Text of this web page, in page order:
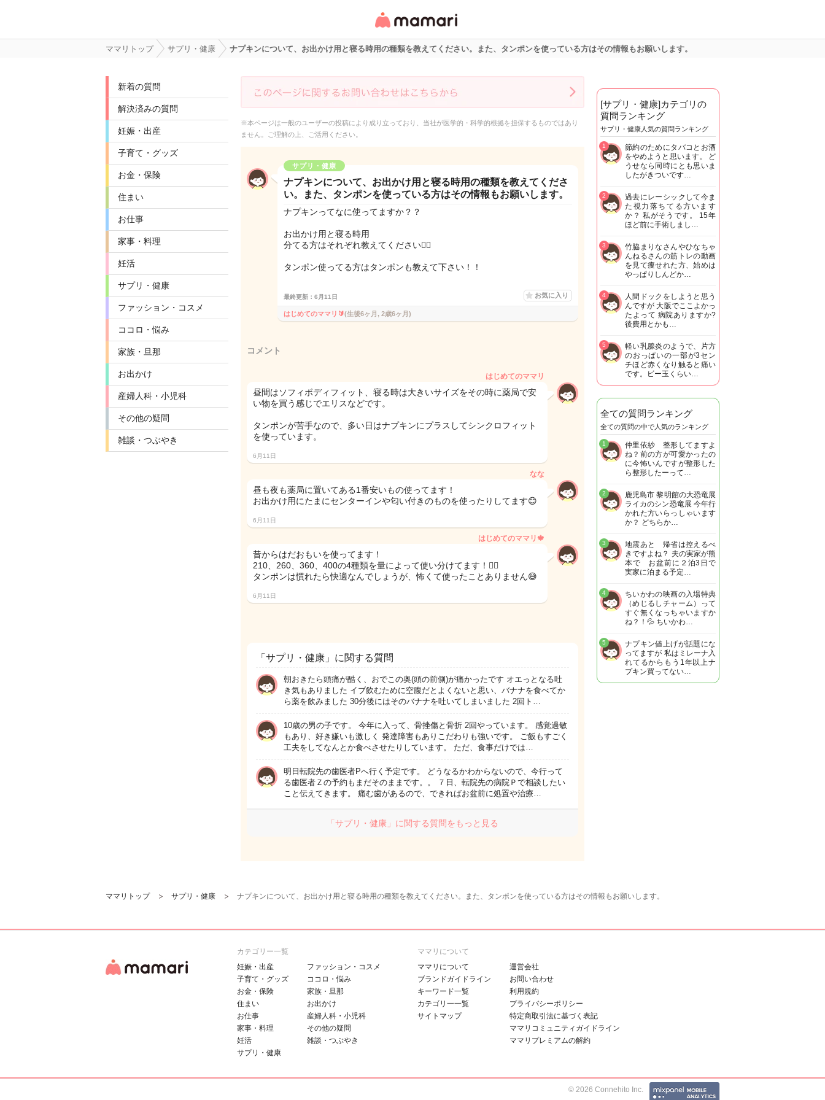
リ・情報サイト
ママリトップ サプリ・健康 ナプキンについて、お出かけ用と寝る時用の種類を教えてください。また、タンポンを使っている方はその情報もお願いします。
新着の質問
解決済みの質問
妊娠・出産
子育て・グッズ
お金・保険
住まい
お仕事
家事・料理
妊活
サプリ・健康
ファッション・コスメ
ココロ・悩み
家族・旦那
お出かけ
産婦人科・小児科
その他の疑問
雑談・つぶやき
※本ページは一般のユーザーの投稿により成り立っており、当社が医学的・科学的根拠を担保するものではあり
ません。ご理解の上、ご活用ください。
サプリ・健康
ナプキンについて、お出かけ用と寝る時用の種類を教えてくださ
い。また、タンポンを使っている方はその情報もお願いします。
ナプキンってなに使ってますか？？
お出かけ用と寝る時用
分てる方はそれぞれ教えてください🙇‍♀️
タンポン使ってる方はタンポンも教えて下さい！！
最終更新：6月11日 お気に入り
はじめてのママリ🔰(生後6ヶ月, 2歳6ヶ月)
コメント
はじめてのママリ
昼間はソフィボディフィット、寝る時は大きいサイズをその時に薬局で安
い物を買う感じでエリスなどです。
タンポンが苦手なので、多い日はナプキンにプラスしてシンクロフィット
を使っています。
6月11日
なな
昼も夜も薬局に置いてある1番安いもの使ってます！
お出かけ用にたまにセンターインや匂い付きのものを使ったりしてます😊
6月11日
はじめてのママリ🍁
昔からはだおもいを使ってます！
210、260、360、400の4種類を量によって使い分けてます！🙋‍♀️
タンポンは慣れたら快適なんでしょうが、怖くて使ったことありません😅
6月11日
「サプリ・健康」に関する質問
朝おきたら頭痛が酷く、おでこの奥(頭の前側)が痛かったです オエっとなる吐
き気もありました イブ飲むために空腹だとよくないと思い、バナナを食べてか
ら薬を飲みました 30分後にはそのバナナを吐いてしまいました 2回ト…
10歳の男の子です。 今年に入って、骨挫傷と骨折 2回やっています。 感覚過敏
もあり、好き嫌いも激しく 発達障害もありこだわりも強いです。 ご飯もすごく
工夫をしてなんとか食べさせたりしています。 ただ、食事だけでは…
明日転院先の歯医者Pへ行く予定です。 どうなるかわからないので、今行って
る歯医者Ｚの予約もまだそのままです。。 ７日、転院先の病院Ｐで相談したい
こと伝えてきます。 痛む歯があるので、できればお盆前に処置や治療…
「サプリ・健康」に関する質問をもっと見る
[サプリ・健康]カテゴリの
質問ランキング
サプリ・健康人気の質問ランキング
節約のためにタバコとお酒
をやめようと思います。 ど
うせなら同時にとも思いま
したがきついです…
1
過去にレーシックして今ま
た視力落ちてる方います
か？ 私がそうです。 15年
ほど前に手術しまし…
2
竹脇まりなさんやひなちゃ
んねるさんの筋トレの動画
を見て痩せれた方、始めは
やっぱりしんどか…
3
人間ドックをしようと思う
んですが 大阪でここよかっ
たよって 病院ありますか?
後費用とかも…
4
軽い乳腺炎のようで、片方
のおっぱいの一部が3セン
チほど赤くなり触ると痛い
です。ビー玉くらい…
5
全ての質問ランキング
全ての質問の中で人気のランキング
仲里依紗 整形してますよ
ね？前の方が可愛かったの
に今怖いんですが整形した
ら整形したーって…
1
鹿児島市 黎明館の大恐竜展
ライカのシン恐竜展 今年行
かれた方いらっしゃいます
か？ どちらか…
2
地震あと 帰省は控えるべ
きですよね？ 夫の実家が熊
本で お盆前に２泊3日で
実家に泊まる予定…
3
ちいかわの映画の入場特典
（めじるしチャーム）って
すぐ無くなっちゃいますか
ね？！💦 ちいかわ…
4
ナプキン値上げが話題にな
ってますが 私はミレーナ入
れてるからもう1年以上ナ
プキン買ってない…
5
ママリトップ サプリ・健康 ナプキンについて、お出かけ用と寝る時用の種類を教えてください。また、タンポンを使っている方はその情報もお願いします。
カテゴリー一覧
妊娠・出産
子育て・グッズ
お金・保険
住まい
お仕事
家事・料理
妊活
サプリ・健康
ファッション・コスメ
ココロ・悩み
家族・旦那
お出かけ
産婦人科・小児科
その他の疑問
雑談・つぶやき
ママリについて
ママリについて
ブランドガイドライン
キーワード一覧
カテゴリ一一覧
サイトマップ
運営会社
お問い合わせ
利用規約
プライバシーポリシー
特定商取引法に基づく表記
ママリコミュニティガイドライン
ママリプレミアムの解約
© 2026 Connehito Inc.